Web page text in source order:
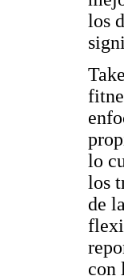
los
lo
los
de
con